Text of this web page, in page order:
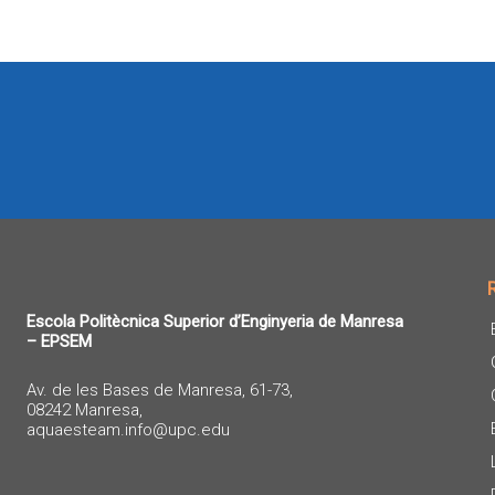
Escola Politècnica Superior d’Enginyeria de Manresa
– EPSEM
Av. de les Bases de Manresa, 61-73,
08242 Manresa,
aquaesteam.info@upc.edu